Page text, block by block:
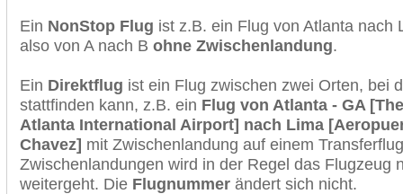
Ein NonStop Flug ist z.B. ein Flug von Atlanta nach
also von A nach B ohne Zwischenlandung.
Ein Direktflug ist ein Flug zwischen zwei Orten, bei
stattfinden kann, z.B. ein Flug von Atlanta - GA
Atlanta International Airport] nach Lima
Chavez] mit Zwischenlandung auf einem
Zwischenlandungen wird in der Regel das Flugzeug
weitergeht. Die Flugnummer ändert sich nicht.